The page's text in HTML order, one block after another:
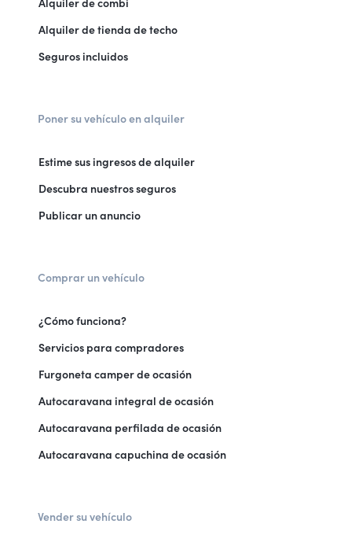
Alquiler de tienda de techo
Seguros incluidos
Poner su vehículo en alquiler
Estime sus ingresos de alquiler
Descubra nuestros seguros
Publicar un anuncio
Comprar un vehículo
¿Cómo funciona?
Servicios para compradores
Furgoneta camper de ocasión
Autocaravana integral de ocasión
Autocaravana perfilada de ocasión
Autocaravana capuchina de ocasión
Vender su vehículo